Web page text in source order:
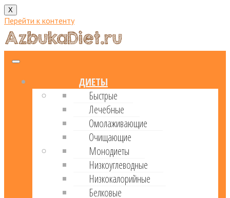
X
Перейти к контенту
ДИЕТЫ
Быстрые
Лечебные
Омолаживающие
Очищающие
Монодиеты
Низкоуглеводные
Низкокалорийные
Белковые